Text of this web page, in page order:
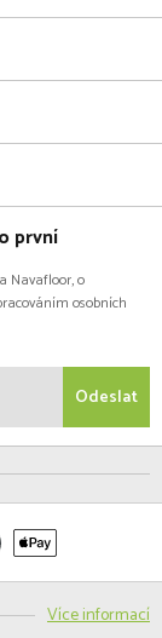
první
Navafloor, o
osobních
Odeslat
Více informací